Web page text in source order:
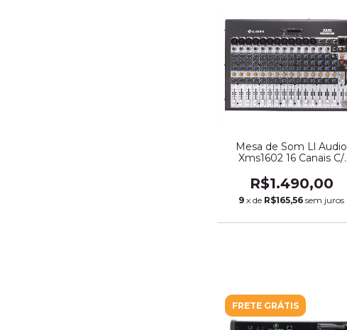
Mesa de Som Ll Audio
Xms1602 16 Canais C/
(9626)
R$1.490,00
9 x de R$165,56 sem juros
FRETE GRÁTIS